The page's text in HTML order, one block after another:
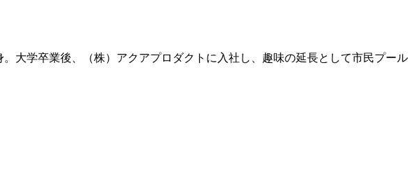
大学卒業後、（株）アクアプロダクトに入社し、趣味の延長として市民プー